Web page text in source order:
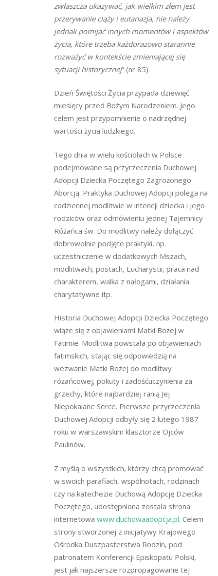
zwłaszcza ukazywać, jak wielkim złem jest
przerywanie ciąży i eutanazja, nie należy
jednak pomijać innych momentów i aspektów
życia, które trzeba każdorazowo starannie
rozważyć w kontekście zmieniającej się
sytuacji historycznej” (nr 85).
Dzień Świętości Życia przypada dziewięć
miesięcy przed Bożym Narodzeniem. Jego
celem jest przypomnienie o nadrzędnej
wartości życia ludzkiego.
Tego dnia w wielu kościołach w Polsce
podejmowane są przyrzeczenia Duchowej
Adopcji Dziecka Poczętego Zagrożonego
Aborcją. Praktyka Duchowej Adopcji polega na
codziennej modlitwie w intencji dziecka i jego
rodziców oraz odmówieniu jednej Tajemnicy
Różańca św. Do modlitwy należy dołączyć
dobrowolnie podjęte praktyki, np.
uczestniczenie w dodatkowych Mszach,
modlitwach, postach, Eucharystii, praca nad
charakterem, walka z nałogami, działania
charytatywne itp.
Historia Duchowej Adopcji Dziecka Poczętego
wiąże się z objawieniami Matki Bożej w
Fatimie. Modlitwa powstała po objawieniach
fatimskich, stając się odpowiedzią na
wezwanie Matki Bożej do modlitwy
różańcowej, pokuty i zadośćuczynienia za
grzechy, które najbardziej ranią Jej
Niepokalane Serce. Pierwsze przyrzeczenia
Duchowej Adopcji odbyły się 2 lutego 1987
roku w warszawskim klasztorze Ojców
Paulinów.
Z myślą o wszystkich, którzy chcą promować
w swoich parafiach, wspólnotach, rodzinach
czy na katechezie Duchową Adopcję Dziecka
Poczętego, udostępniona została strona
internetowa www.duchowaadopcja.pl. Celem
strony stworzonej z inicjatywy Krajowego
Ośrodka Duszpasterstwa Rodzin, pod
patronatem Konferencji Episkopatu Polski,
jest jak najszersze rozpropagowanie tej